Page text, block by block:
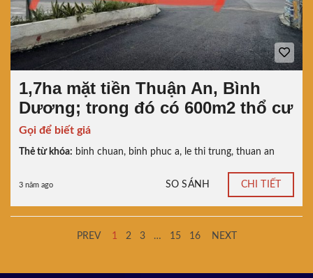
1,7ha mặt tiền Thuận An, Bình
Dương; trong đó có 600m2 thổ cư
Gọi để biết giá
Thẻ từ khóa: binh chuan, binh phuc a, le thi trung, thuan an
3 năm ago SO SÁNH CHI TIẾT
PREV 1 2 3 … 15 16 NEXT